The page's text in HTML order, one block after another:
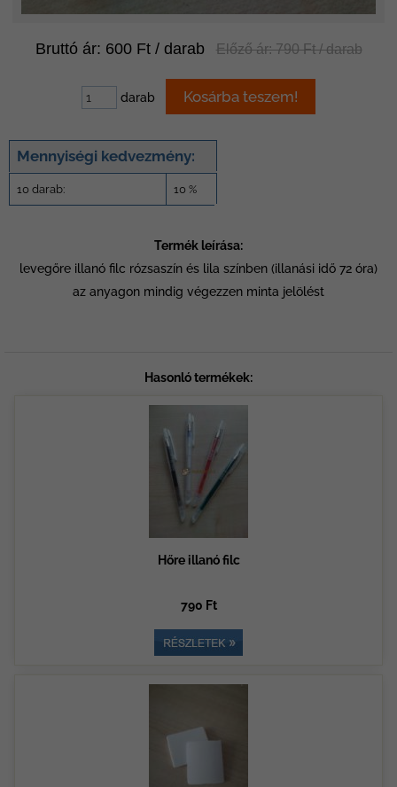
Bruttó ár: 600 Ft / darab Előző ár: 790 Ft / darab
darab
Mennyiségi kedvezmény:
10 darab: 10 %
Termék leírása:
levegőre illanó filc rózsaszín és lila színben (illanási idő 72 óra)
az anyagon mindig végezzen minta jelölést
Hasonló termékek:
Hőre illanó filc
790 Ft